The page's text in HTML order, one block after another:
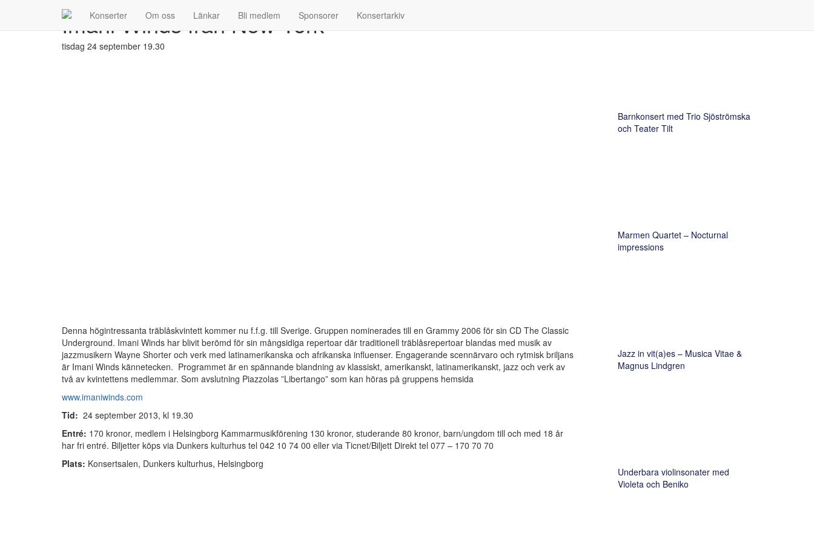
Konserter Om oss Länkar Bli medlem Sponsorer Konsertarkiv
Imani
Winds
från
Imani Winds från New York
tisdag 24 september 19.30
Denna högintressanta träblåskvintett kommer nu f.f.g. till Sverige. Gruppen nominerades till en Grammy 2006 för sin CD The Classic
Underground. Imani Winds har blivit berömd för sin mångsidiga repertoar där traditionell träblåsrepertoar blandas med musik av
jazzmusikern Wayne Shorter och verk med latinamerikanska och afrikanska influenser. Engagerande scennärvaro och rytmisk briljans
är Imani Winds kännetecken. Programmet är en spännande blandning av klassiskt, amerikanskt, latinamerikanskt, jazz och verk av
två av kvintettens medlemmar. Som avslutning Piazzolas ”Libertango” som kan höras på gruppens hemsida
www.imaniwinds.com
Tid: 24 september 2013, kl 19.30
Entré: 170 kronor, medlem i Helsingborg Kammarmusikförening 130 kronor, studerande 80 kronor, barn/ungdom till och med 18 år
har fri entré. Biljetter köps via Dunkers kulturhus tel 042 10 74 00 eller via Ticnet/Biljett Direkt tel 077 – 170 70 70
Plats: Konsertsalen, Dunkers kulturhus, Helsingborg
Barnkonsert med Trio Sjöströmska
och Teater Tilt
Marmen Quartet – Nocturnal
impressions
Jazz in vit(a)es – Musica Vitae &
Magnus Lindgren
Underbara violinsonater med
Violeta och Beniko